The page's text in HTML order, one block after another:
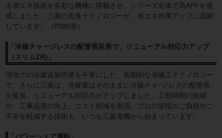
る省エネ技術を多彩な機種に搭載させ、シリーズ全体で高APFを達
成しました。三菱の先進テクノロジーが、省エネ効果アップに貢献
しています。（P280形）
「冷媒チャージレスの配管長延長で、リニューアル対応力アップ
（スリムZR)」
現地での冷媒追加作業を不要にした、画期的な省施工テクノロジー
で、さらに三菱は、冷媒量はそのままに冷媒チャｰジレスの配管長
を延長。リニューアル対応力がアップしました。工程時間の短縮
や、工事品質の向上、コスト削減を実現。プロの皆様のご負担やご
不安を軽減する技術も、いつも三菱電機から始まっています。